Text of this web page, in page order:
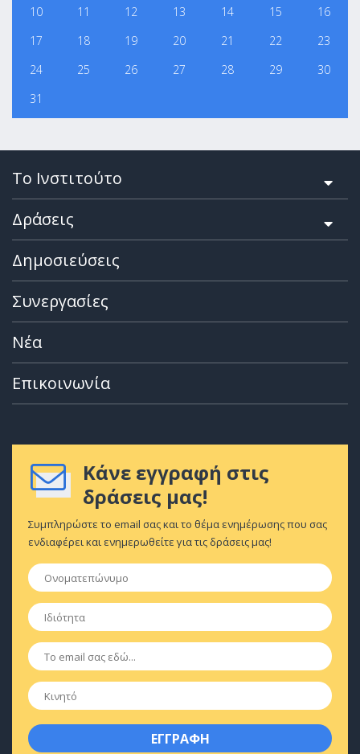
10
11 12 13 14 15
16
17
18 19 20 21 22
23
24
25 26 27 28 29
30
31
Το Ινστιτούτο
Δράσεις
Δημοσιεύσεις
Συνεργασίες
Νέα
Επικοινωνία
Κάνε εγγραφή στις
δράσεις μας!
Συμπληρώστε το email σας και το θέμα ενημέρωσης που σας
ενδιαφέρει και ενημερωθείτε για τις δράσεις μας!
Ονοματεπώνυμο
Ιδιότητα
Email
Κινητό